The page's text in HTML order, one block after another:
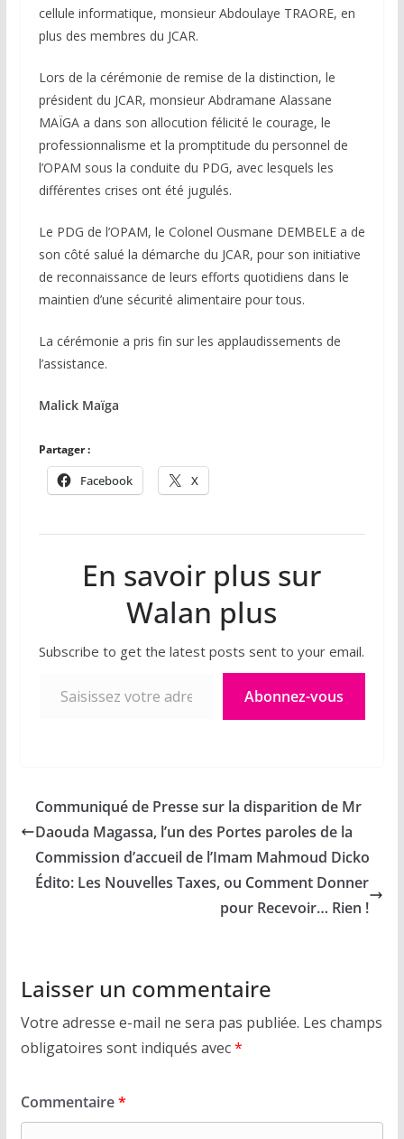
cellule informatique, monsieur Abdoulaye TRAORE, en
plus des membres du JCAR.
Lors de la cérémonie de remise de la distinction, le
président du JCAR, monsieur Abdramane Alassane
MAÏGA a dans son allocution félicité le courage, le
professionnalisme et la promptitude du personnel de
l’OPAM sous la conduite du PDG, avec lesquels les
différentes crises ont été jugulés.
Le PDG de l’OPAM, le Colonel Ousmane DEMBELE a de
son côté salué la démarche du JCAR, pour son initiative
de reconnaissance de leurs efforts quotidiens dans le
maintien d’une sécurité alimentaire pour tous.
La cérémonie a pris fin sur les applaudissements de
l’assistance.
Malick Maïga
Partager :
Facebook X
En savoir plus sur
Walan plus
Subscribe to get the latest posts sent to your email.
Abonnez-vous
Communiqué de Presse sur la disparition de Mr
Daouda Magassa, l’un des Portes paroles de la
Commission d’accueil de l’Imam Mahmoud Dicko
Édito: Les Nouvelles Taxes, ou Comment Donner
pour Recevoir… Rien !
Laisser un commentaire
Votre adresse e-mail ne sera pas publiée. Les champs
obligatoires sont indiqués avec*
Commentaire*